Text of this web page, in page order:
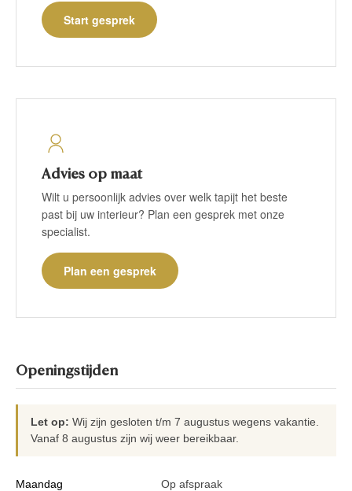
Start gesprek
Advies op maat
Wilt u persoonlijk advies over welk tapijt het beste
past bij uw interieur? Plan een gesprek met onze
specialist.
Plan een gesprek
Openingstijden
Let op: Wij zijn gesloten t/m 7 augustus wegens vakantie.
Vanaf 8 augustus zijn wij weer bereikbaar.
Maandag Op afspraak